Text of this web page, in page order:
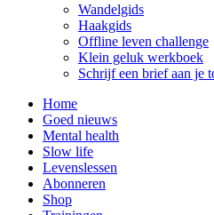
Wandelgids
Haakgids
Offline leven challenge
Klein geluk werkboek
Schrijf een brief aan je
Home
Goed nieuws
Mental health
Slow life
Levenslessen
Abonneren
Shop